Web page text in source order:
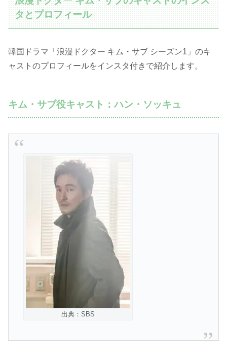
タとプロフィール
韓国ドラマ「浪漫ドクター キム・サブ シーズン1」のキ
ャストのプロフィールをインスタ付きで紹介します。
キム・サブ役キャスト：ハン・ソッキュ
出典：SBS